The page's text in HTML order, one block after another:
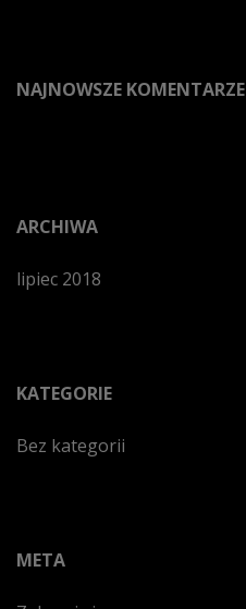
NAJNOWSZE KOMENTARZE
ARCHIWA
lipiec 2018
KATEGORIE
Bez kategorii
META